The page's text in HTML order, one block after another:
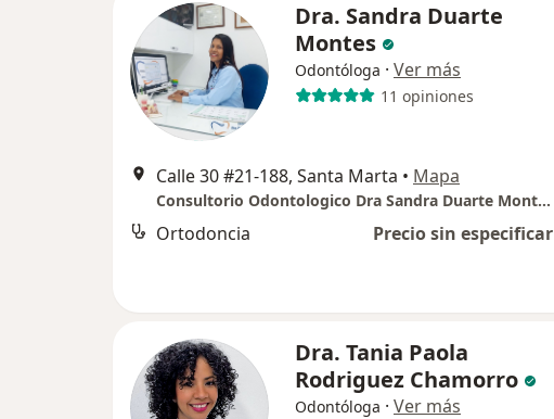
Dra. Sandra Duarte
Montes
Odontóloga · Ver más
11 opiniones
Calle 30 #21-188, Santa Marta • Mapa
Consultorio Odontologico Dra Sandra Duarte Montes
Ortodoncia Precio sin especificar
Dra. Tania Paola
Rodriguez Chamorro
Odontóloga · Ver más